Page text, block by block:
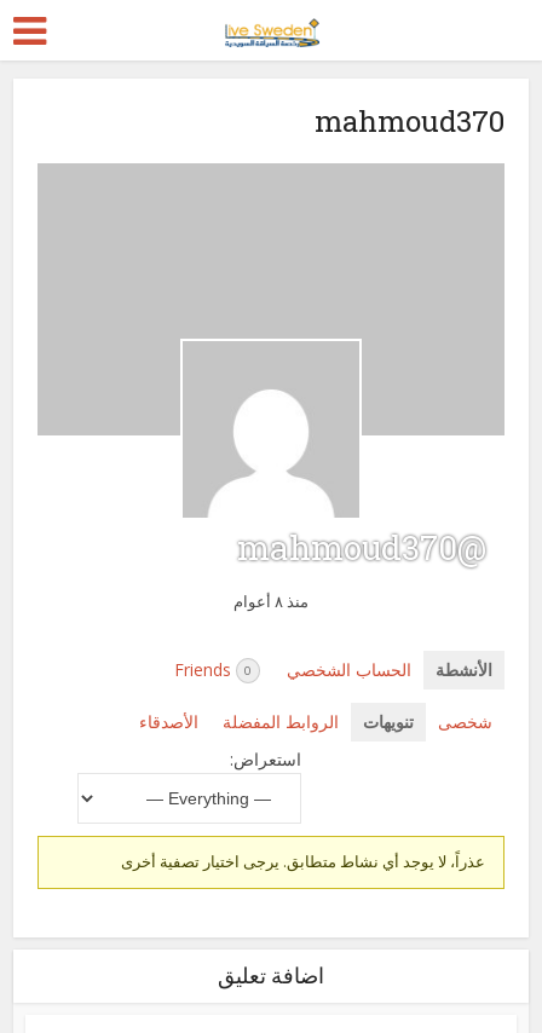
mahmoud370
@mahmoud370
منذ ٨ أعوام
الأنشطة الحساب الشخصي Friends 0
شخصى تنويهات الروابط المفضلة
الأصدقاء
استعراض:
عذراً، لا يوجد أي نشاط متطابق. يرجى اختيار تصفية أخرى
اضافة تعليق